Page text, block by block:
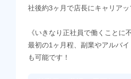
社後約3ヶ月で店長にキャリアッ
《いきなり正社員で働くことに
最初の1ヶ月程、副業やアルバ
も可能です！